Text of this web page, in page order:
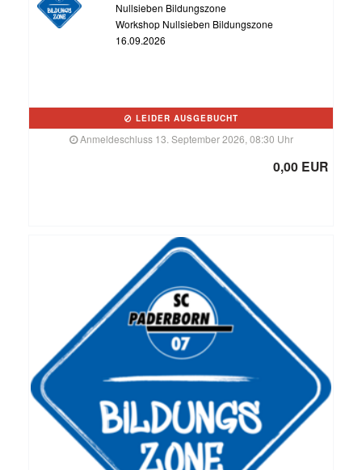
Nullsieben Bildungszone
Workshop Nullsieben Bildungszone
16.09.2026
LEIDER AUSGEBUCHT
Anmeldeschluss 13. September 2026, 08:30 Uhr
0,00 EUR